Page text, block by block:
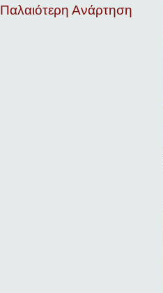
Παλαιότερη Ανάρτηση